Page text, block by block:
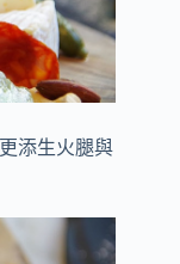
添生火腿與